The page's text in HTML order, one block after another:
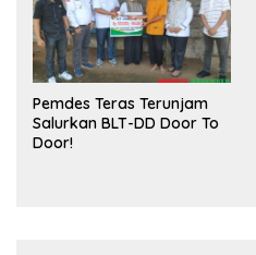
Pemdes Teras Terunjam
Salurkan BLT-DD Door To
Door!